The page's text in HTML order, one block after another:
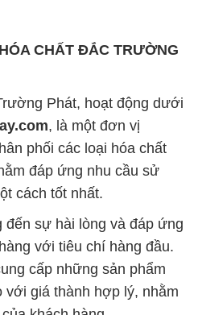
CHẤT ĐẮC TRƯỜNG
Phát, hoạt động dưới
, là một đơn vị
phối các loại hóa chất
đáp ứng nhu cầu sử
cách tốt nhất.
đến sự hài lòng và đáp ứng
với tiêu chí hàng đầu.
cấp những sản phẩm
giá thành hợp lý, nhằm